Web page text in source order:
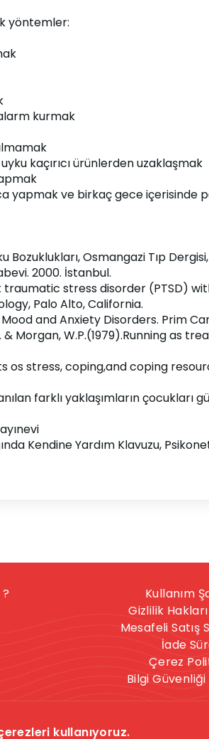
yöntemler:
kurmak
kaçırıcı ürünlerden uzaklaşmak
yapmak ve birkaç gece içerisinde
Bozuklukları, Osmangazi Tıp
2000. İstanbul.
traumatic stress disorder (PTSD)
Palo Alto, California.
and Anxiety Disorders. Prim
& Morgan, W.P.(1979).Running
os stress, coping,and coping
farklı yaklaşımların
Kendine Yardım Klavuzu,
kullanıyoruz.
Kullanım
Gizlilik
Mesafeli Satış
İade
Çerez
Bilgi Güvenliği
herkese uygun bir hizmet değildir.